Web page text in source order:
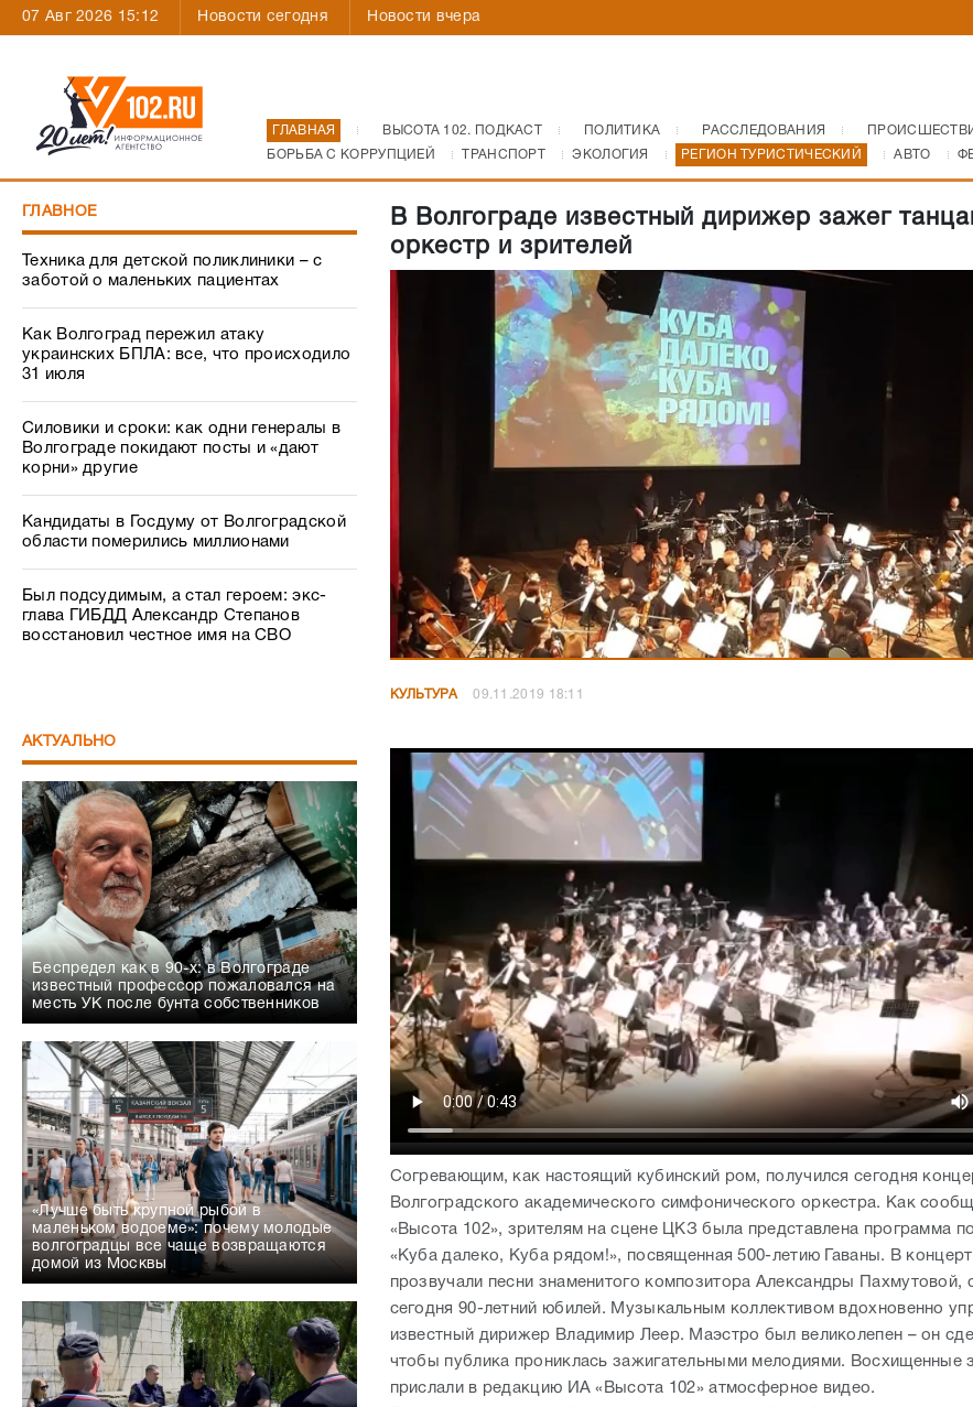
07 Авг 2026 15:12 Новости сегодня Новости вчера
ГЛАВНАЯ ВЫСОТА 102. ПОДКАСТ ПОЛИТИКА РАССЛЕДОВАНИЯ
БОРЬБА С КОРРУПЦИЕЙ
ТРАНСПОРТ ЭКОЛОГИЯ РЕГИОН ТУРИСТИЧЕСКИЙ АВТО
ГЛАВНОЕ
Техника для детской поликлиники – с
заботой о маленьких пациентах
Как Волгоград пережил атаку
украинских БПЛА: все, что происходило
31 июля
Силовики и сроки: как одни генералы в
Волгограде покидают посты и «дают
корни» другие
Кандидаты в Госдуму от Волгоградской
области померились миллионами
Был подсудимым, а стал героем: экс-
глава ГИБДД Александр Степанов
восстановил честное имя на СВО
АКТУАЛЬНО
Беспредел как в 90-х: в Волгограде
известный профессор пожаловался на
месть УК после бунта собственников
«Лучше быть крупной рыбой в
маленьком водоеме»: почему молодые
волгоградцы все чаще возвращаются
домой из Москвы
В Волгограде известный дирижер зажег
оркестр и зрителей
КУЛЬТУРА 09.11.2019 18:11
Согревающим, как настоящий кубинский ром, получился сегодня
Волгоградского академического симфонического оркестра. Как
«Высота 102», зрителям на сцене ЦКЗ была представлена программа
«Куба далеко, Куба рядом!», посвященная 500-летию Гаваны. В
прозвучали песни знаменитого композитора Александры Пахмутовой,
сегодня 90-летний юбилей. Музыкальным коллективом вдохновенно
известный дирижер Владимир Леер. Маэстро был великолепен – он
чтобы публика прониклась зажигательными мелодиями. Восхищенные
прислали в редакцию ИА «Высота 102» атмосферное видео.